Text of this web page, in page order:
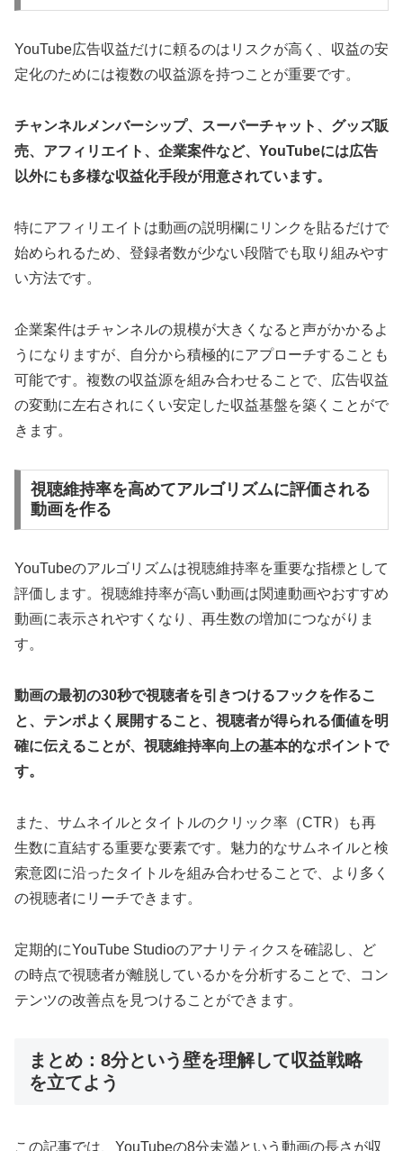
YouTube広告収益だけに頼るのはリスクが高く、収益の安
定化のためには複数の収益源を持つことが重要です。
チャンネルメンバーシップ、スーパーチャット、グッズ販
売、アフィリエイト、企業案件など、YouTubeには広告
以外にも多様な収益化手段が用意されています。
特にアフィリエイトは動画の説明欄にリンクを貼るだけで
始められるため、登録者数が少ない段階でも取り組みやす
い方法です。
企業案件はチャンネルの規模が大きくなると声がかかるよ
うになりますが、自分から積極的にアプローチすることも
可能です。複数の収益源を組み合わせることで、広告収益
の変動に左右されにくい安定した収益基盤を築くことがで
きます。
視聴維持率を高めてアルゴリズムに評価される
動画を作る
YouTubeのアルゴリズムは視聴維持率を重要な指標として
評価します。視聴維持率が高い動画は関連動画やおすすめ
動画に表示されやすくなり、再生数の増加につながりま
す。
動画の最初の30秒で視聴者を引きつけるフックを作るこ
と、テンポよく展開すること、視聴者が得られる価値を明
確に伝えることが、視聴維持率向上の基本的なポイントで
す。
また、サムネイルとタイトルのクリック率（CTR）も再
生数に直結する重要な要素です。魅力的なサムネイルと検
索意図に沿ったタイトルを組み合わせることで、より多く
の視聴者にリーチできます。
定期的にYouTube Studioのアナリティクスを確認し、ど
の時点で視聴者が離脱しているかを分析することで、コン
テンツの改善点を見つけることができます。
まとめ：8分という壁を理解して収益戦略
を立てよう
この記事では、YouTubeの8分未満という動画の長さが収